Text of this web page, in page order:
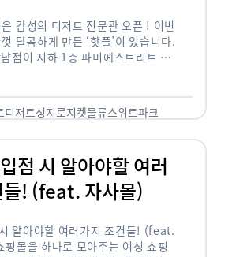
감성의 디저트 전문관 오픈 ! 이번
달콤하게 만든 ‘핫플’이 있습니다.
점이 지하 1층 파미에스트리트 분
디저트성지로지켓물류스위트파크
점 시 알아야할 여러
들! (feat. 자사몰)
알아야할 여러가지 조건들! (feat.
핑몰을 하나로 모아주는 여성 쇼핑